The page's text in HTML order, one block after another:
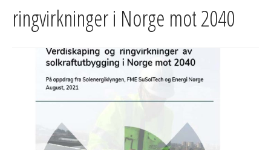
ringvirkninger i Norge mot 2040